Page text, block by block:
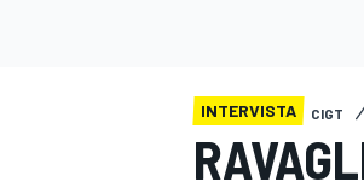
INTERVISTA CIGT